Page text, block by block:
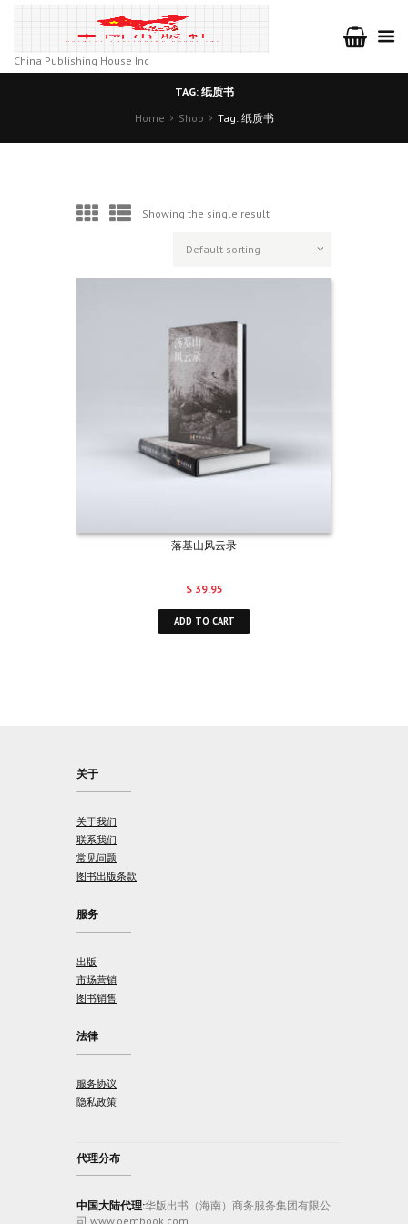
China Publishing House Inc
TAG: 纸质书
Home
Shop Tag: 纸质书
Showing the single result
落基山风云录
$39.95
ADD TO CART
关于
关于我们
联系我们
常见问题
图书出版条款
服务
出版
市场营销
图书销售
法律
服务协议
隐私政策
代理分布
中国大陆代理:华版出书（海南）商务服务集团有限公
司 www.oembook.com